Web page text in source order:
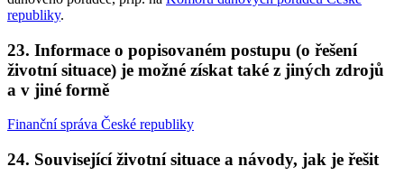
republiky.
23. Informace o popisovaném postupu (o řešení
životní situace) je možné získat také z jiných zdrojů
a v jiné formě
Finanční správa České republiky
24. Související životní situace a návody, jak je řešit